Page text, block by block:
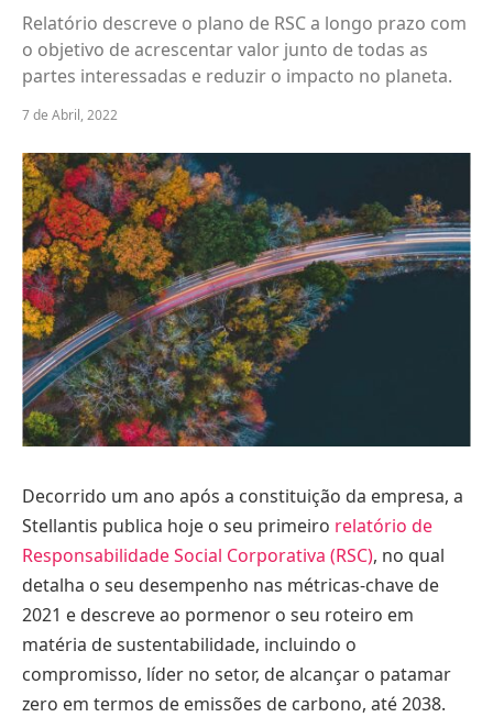
Relatório descreve o plano de RSC a longo prazo com
o objetivo de acrescentar valor junto de todas as
partes interessadas e reduzir o impacto no planeta.
7 de Abril, 2022
Decorrido um ano após a constituição da empresa, a
Stellantis publica hoje o seu primeiro relatório de
Responsabilidade Social Corporativa (RSC), no qual
detalha o seu desempenho nas métricas-chave de
2021 e descreve ao pormenor o seu roteiro em
matéria de sustentabilidade, incluindo o
compromisso, líder no setor, de alcançar o patamar
zero em termos de emissões de carbono, até 2038.